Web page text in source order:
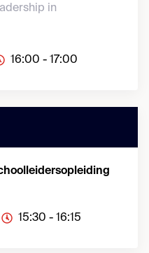
in
16:00 - 17:00
15:30 - 16:15